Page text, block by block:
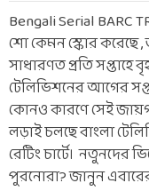
Bengali Serial BARC
শো কেমন স্কোর করেছে
সাধারণত প্রতি সপ্তাহে
টেলিভিশনের আগের
কোনও কারণে সেই
লড়াই চলছে বাংলা
রেটিং চার্টে। নতুনদের
পুরনোরা? জানুন